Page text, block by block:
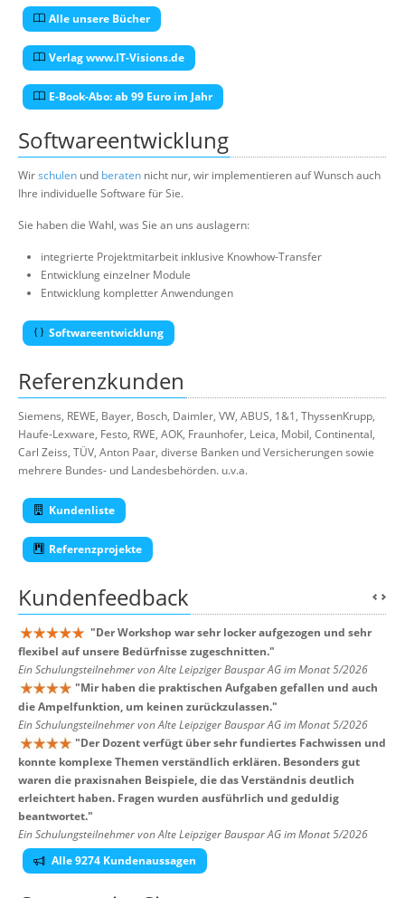
Alle unsere Bücher
Verlag www.IT-Visions.de
E-Book-Abo: ab 99 Euro im Jahr
Softwareentwicklung
Wirschulen und beraten nicht nur, wir implementieren auf Wunsch auch
Ihre individuelle Software für Sie.
Sie haben die Wahl, was Sie an uns auslagern:
integrierte Projektmitarbeit inklusive Knowhow-Transfer
Entwicklung einzelner Module
Entwicklung kompletter Anwendungen
Softwareentwicklung
Referenzkunden
Siemens, REWE, Bayer, Bosch, Daimler, VW, ABUS, 1&1, ThyssenKrupp,
Haufe-Lexware, Festo, RWE, AOK, Fraunhofer, Leica, Mobil, Continental,
Carl Zeiss, TÜV, Anton Paar, diverse Banken und Versicherungen sowie
mehrere Bundes- und Landesbehörden. u.v.a.
Kundenliste
Referenzprojekte
Kundenfeedback
"Der Workshop war sehr locker aufgezogen und sehr
flexibel auf unsere Bedürfnisse zugeschnitten."
Ein Schulungsteilnehmer von Alte Leipziger Bauspar AG im Monat 5/2026
"Mir haben die praktischen Aufgaben gefallen und auch
die Ampelfunktion, um keinen zurückzulassen."
Ein Schulungsteilnehmer von Alte Leipziger Bauspar AG im Monat 5/2026
"Der Dozent verfügt über sehr fundiertes Fachwissen und
konnte komplexe Themen verständlich erklären. Besonders gut
waren die praxisnahen Beispiele, die das Verständnis deutlich
erleichtert haben. Fragen wurden ausführlich und geduldig
beantwortet."
Ein Schulungsteilnehmer von Alte Leipziger Bauspar AG im Monat 5/2026
Alle 9274 Kundenaussagen